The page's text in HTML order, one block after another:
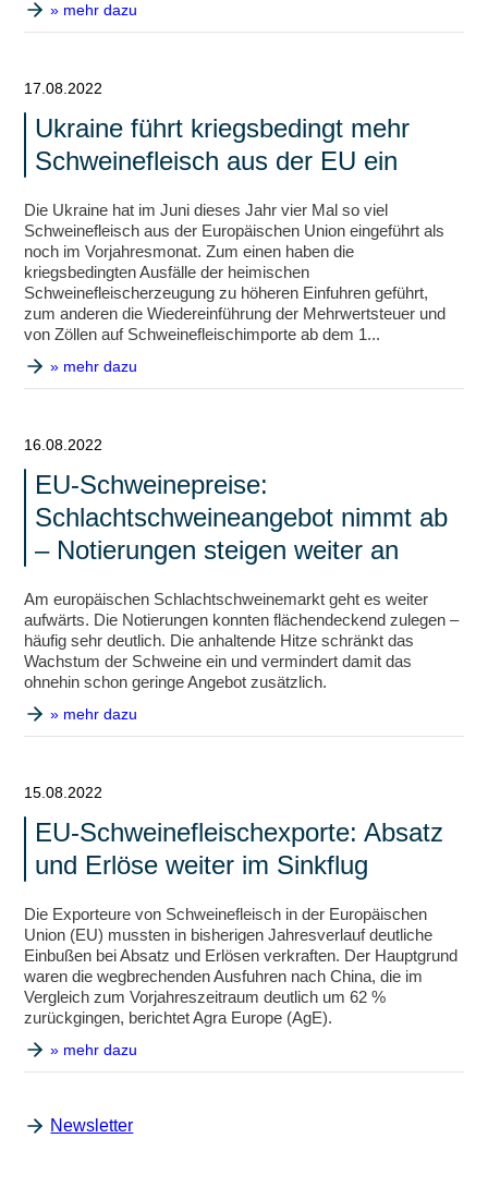
» mehr dazu
17.08.2022
Ukraine führt kriegsbedingt mehr
Schweinefleisch aus der EU ein
Die Ukraine hat im Juni dieses Jahr vier Mal so viel
Schweinefleisch aus der Europäischen Union eingeführt als
noch im Vorjahresmonat. Zum einen haben die
kriegsbedingten Ausfälle der heimischen
Schweinefleischerzeugung zu höheren Einfuhren geführt,
zum anderen die Wiedereinführung der Mehrwertsteuer und
von Zöllen auf Schweinefleischimporte ab dem 1...
» mehr dazu
16.08.2022
EU-Schweinepreise:
Schlachtschweineangebot nimmt ab
– Notierungen steigen weiter an
Am europäischen Schlachtschweinemarkt geht es weiter
aufwärts. Die Notierungen konnten flächendeckend zulegen –
häufig sehr deutlich. Die anhaltende Hitze schränkt das
Wachstum der Schweine ein und vermindert damit das
ohnehin schon geringe Angebot zusätzlich.
» mehr dazu
15.08.2022
EU-Schweinefleischexporte: Absatz
und Erlöse weiter im Sinkflug
Die Exporteure von Schweinefleisch in der Europäischen
Union (EU) mussten in bisherigen Jahresverlauf deutliche
Einbußen bei Absatz und Erlösen verkraften. Der Hauptgrund
waren die wegbrechenden Ausfuhren nach China, die im
Vergleich zum Vorjahreszeitraum deutlich um 62 %
zurückgingen, berichtet Agra Europe (AgE).
» mehr dazu
Newsletter